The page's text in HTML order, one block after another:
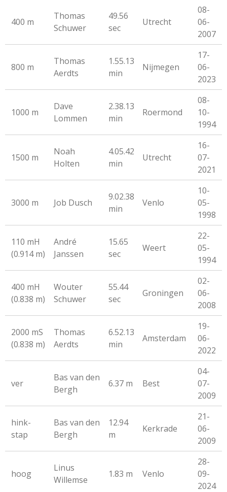
400 m
Thomas
Schuwer
49.56
sec
Utrecht
08-
06-
2007
800 m
Thomas
Aerdts
1.55.13
min
Nijmegen
17-
06-
2023
1000 m
Dave
Lommen
2.38.13
min
Roermond
08-
10-
1994
1500 m
Noah
Holten
4.05.42
min
Utrecht
16-
07-
2021
3000 m Job Dusch
9.02.38
min
Venlo
10-
05-
1998
110 mH
(0.914 m)
André
Janssen
15.65
sec
Weert
22-
05-
1994
400 mH
(0.838 m)
Wouter
Schuwer
55.44
sec
Groningen
02-
06-
2008
2000 mS
(0.838 m)
Thomas
Aerdts
6.52.13
min
Amsterdam
19-
06-
2022
ver
Bas van den
Bergh
6.37 m Best
04-
07-
2009
hink-
stap
Bas van den
Bergh
12.94
m
Kerkrade
21-
06-
2009
hoog
Linus
Willemse
1.83 m Venlo
28-
09-
2024